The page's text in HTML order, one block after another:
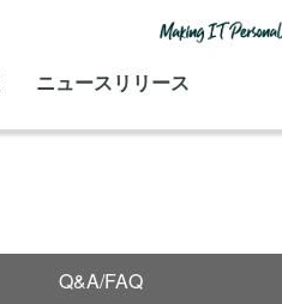
ニュースリリース
Q&A/FAQ